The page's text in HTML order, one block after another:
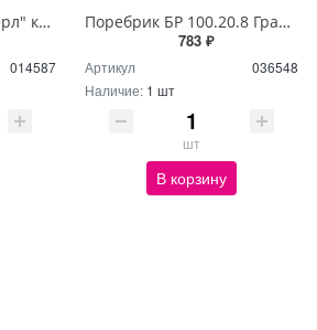
Палисад 1 пп 53 "Шерл" коричнево-черный (40шт)
014587
Поребрик БР 100.20.8 Гранит STONE (40 Пм)
783 ₽
Артикул
036548
Наличие: 1 шт
шт
В корзину